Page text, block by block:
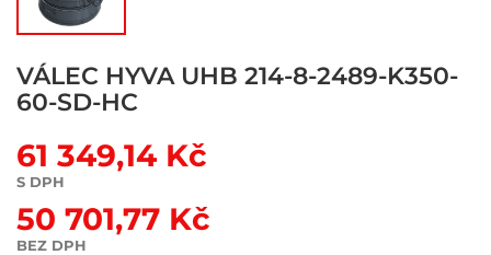
VÁLEC HYVA UHB 214-8-2489-K350-
60-SD-HC
61 349,14 Kč
S DPH
50 701,77 Kč
BEZ DPH